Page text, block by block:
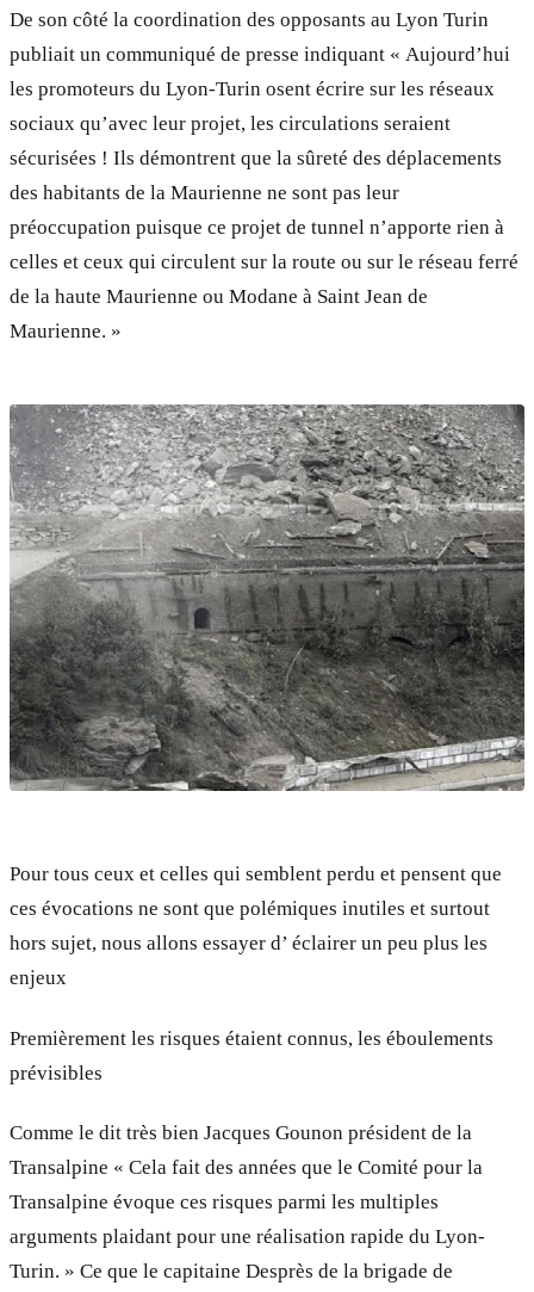
De son côté la coordination des opposants au Lyon Turin
publiait un communiqué de presse indiquant « Aujourd’hui
les promoteurs du Lyon-Turin osent écrire sur les réseaux
sociaux qu’avec leur projet, les circulations seraient
sécurisées ! Ils démontrent que la sûreté des déplacements
des habitants de la Maurienne ne sont pas leur
préoccupation puisque ce projet de tunnel n’apporte rien à
celles et ceux qui circulent sur la route ou sur le réseau ferré
de la haute Maurienne ou Modane à Saint Jean de
Maurienne. »
Pour tous ceux et celles qui semblent perdu et pensent que
ces évocations ne sont que polémiques inutiles et surtout
hors sujet, nous allons essayer d’ éclairer un peu plus les
enjeux
Premièrement les risques étaient connus, les éboulements
prévisibles
Comme le dit très bien Jacques Gounon président de la
Transalpine « Cela fait des années que le Comité pour la
Transalpine évoque ces risques parmi les multiples
arguments plaidant pour une réalisation rapide du Lyon-
Turin. » Ce que le capitaine Desprès de la brigade de